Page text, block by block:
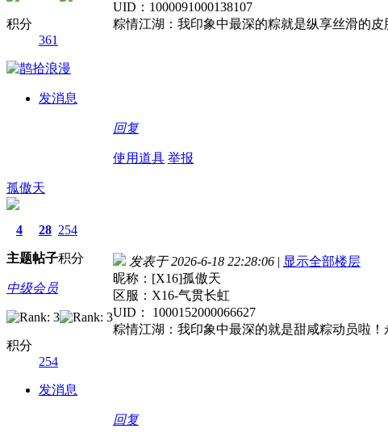
积分
361
发消息
UID：1000091000138107
粽情江湖：我印象中最深的粽就是纵享丝滑的
回复
使用道具 举报
孤傲天
4
主题
28
帖子
254
积分
中级会员
积分
254
发消息
发表于 2026-6-18 22:28:06 | 显示全部楼层
昵称：[X16]孤傲天
区服：X16-气贯长虹
UID： 1000152000066627
粽情江湖：我印象中最深的就是甜咸粽动员啦！
回复